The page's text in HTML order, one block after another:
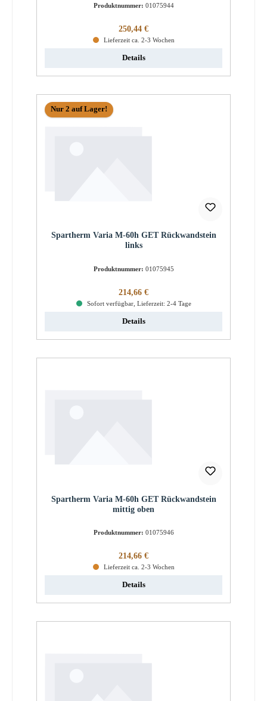
Produktnummer: 01075944
Regulärer Preis:
250,44 €
Lieferzeit ca. 2-3 Wochen
Details
Nur 2 auf Lager!
Spartherm Varia M-60h GET Rückwandstein
links
Produktnummer: 01075945
Regulärer Preis:
214,66 €
Sofort verfügbar, Lieferzeit: 2-4 Tage
Details
Spartherm Varia M-60h GET Rückwandstein
mittig oben
Produktnummer: 01075946
Regulärer Preis:
214,66 €
Lieferzeit ca. 2-3 Wochen
Details